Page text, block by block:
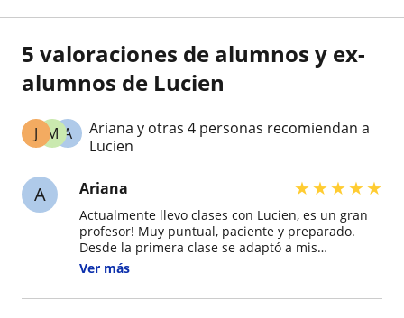
5 valoraciones de alumnos y ex-
alumnos de Lucien
A
M
J
Ariana y otras 4 personas recomiendan a
Lucien
A Ariana ★★★★★
Actualmente llevo clases con Lucien, es un gran
profesor! Muy puntual, paciente y preparado.
Desde la primera clase se adaptó a mis
necesidades para aprender francés. Refuerza el
conversación cotidiana y ejercicios prácticos
Ver más